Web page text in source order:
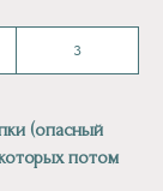
3
(опасный
потом